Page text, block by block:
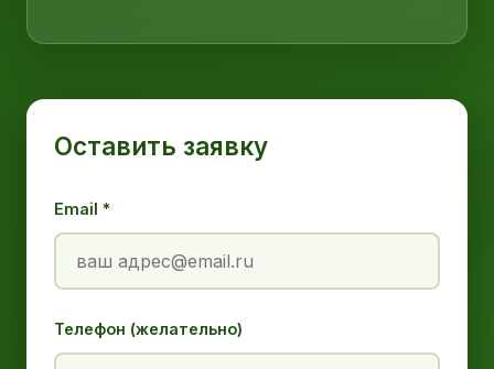
Оставить заявку
Email *
Телефон (желательно)